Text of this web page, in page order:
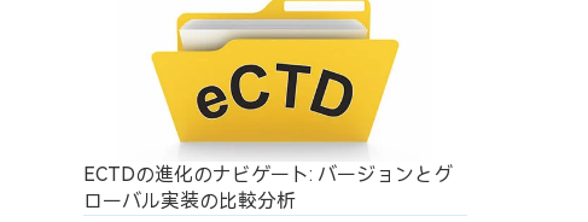
ECTDの進化のナビゲート: バージョンとグ
ローバル実装の比較分析